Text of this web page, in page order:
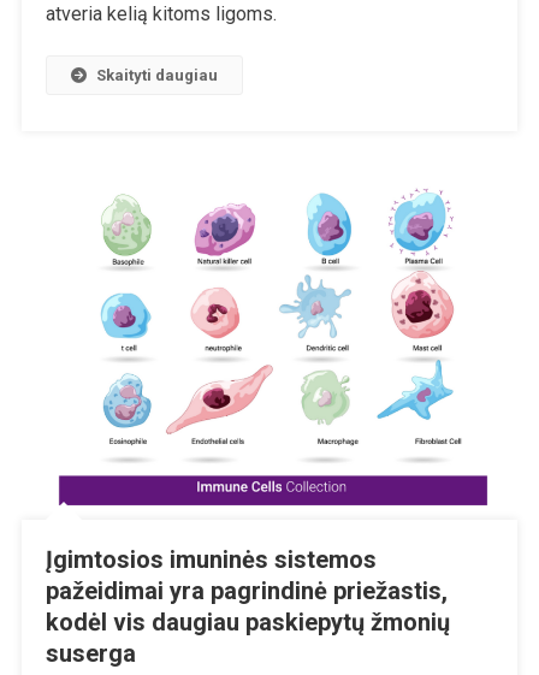
atveria kelią kitoms ligoms.
Skaityti daugiau
Įgimtosios imuninės sistemos
pažeidimai yra pagrindinė priežastis,
kodėl vis daugiau paskiepytų žmonių
suserga